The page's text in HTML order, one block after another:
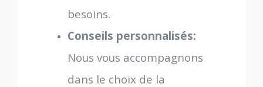
besoins.
Conseils personnalisés:
Nous vous accompagnons
dans le choix de la